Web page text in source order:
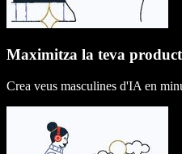
Maximitza la teva
Crea veus masculines d'IA en